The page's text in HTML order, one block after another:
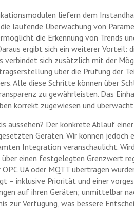
liefern dem
laufende Überwachung von
die Erkennung von Trends
ergibt sich ein weiterer Vorteil:
verbindet sich zusätzlich mit der
über die Prüfung der
Alle diese Schritte können über
zu gewährleisten. Das
korrekt zugewiesen und
aussehen? Der konkrete Ablauf
Geräten. Wir können
Integration veranschaulicht.
einen festgelegten Grenzwert
UA oder MQTT übertragen
– inklusive Priorität und einer
auf ihren Geräten; unmittelbar
zur Verfügung, was bessere